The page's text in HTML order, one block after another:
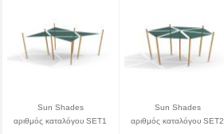
Sun Shades
αριθμός καταλόγου SET1
Sun Shades
αριθμός καταλόγου SET2